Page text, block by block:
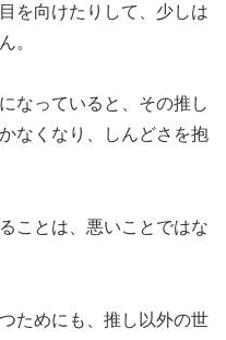
を向けたりして、少しは
。
なっていると、その推し
なくなり、しんどさを抱
ことは、悪いことではな
ためにも、推し以外の世